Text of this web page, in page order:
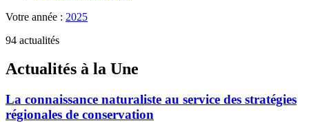
Votre année : 2025
94 actualités
Actualités à la Une
La connaissance naturaliste au service des stratégies
régionales de conservation